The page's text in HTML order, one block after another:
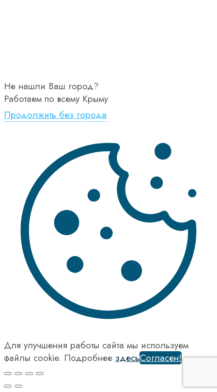
Не нашли Ваш город?
Работаем по всему Крыму
Продолжить без города
Для улучшения работы сайта мы используем
файлы cookie. Подробнее здесьСогласен!